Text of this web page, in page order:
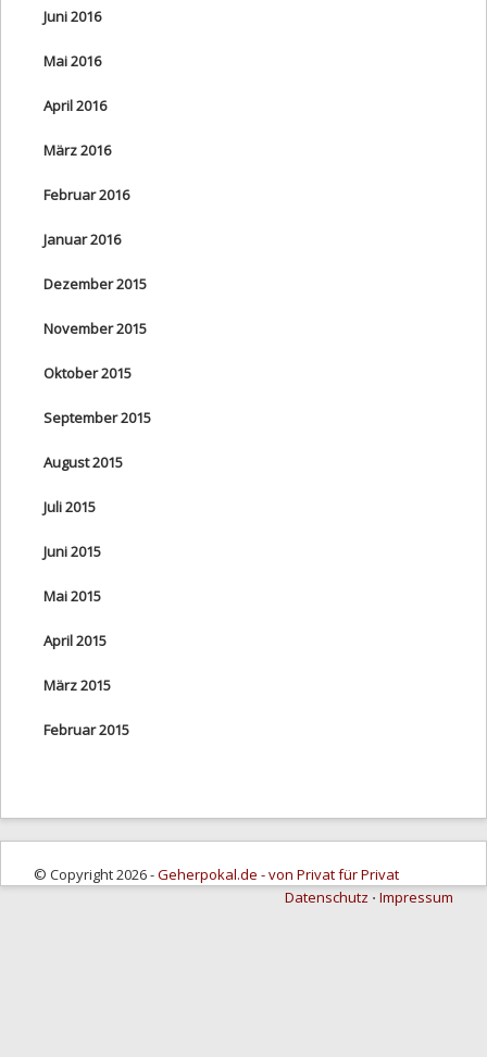
Juni 2016
Mai 2016
April 2016
März 2016
Februar 2016
Januar 2016
Dezember 2015
November 2015
Oktober 2015
September 2015
August 2015
Juli 2015
Juni 2015
Mai 2015
April 2015
März 2015
Februar 2015
© Copyright 2026 -Geherpokal.de - von Privat für Privat
Datenschutz ⋅ Impressum